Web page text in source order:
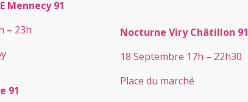
Mennecy 91
– 23h
91
Nocturne Viry Châtillon 91
18 Septembre 17h – 22h30
Place du marché